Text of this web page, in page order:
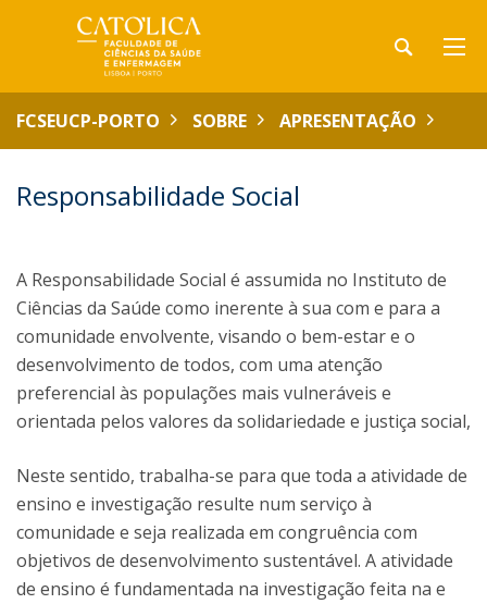
FCSEUCP-PORTO SOBRE APRESENTAÇÃO
Responsabilidade Social
A Responsabilidade Social é assumida no Instituto de
Ciências da Saúde como inerente à sua com e para a
comunidade envolvente, visando o bem-estar e o
desenvolvimento de todos, com uma atenção
preferencial às populações mais vulneráveis e
orientada pelos valores da solidariedade e justiça social,
Neste sentido, trabalha-se para que toda a atividade de
ensino e investigação resulte num serviço à
comunidade e seja realizada em congruência com
objetivos de desenvolvimento sustentável. A atividade
de ensino é fundamentada na investigação feita na e